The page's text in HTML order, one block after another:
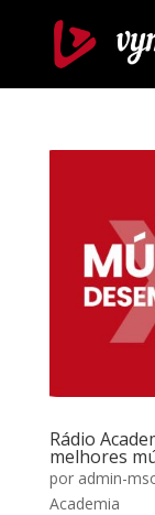
Rádio
melhores
por admin-
Academia